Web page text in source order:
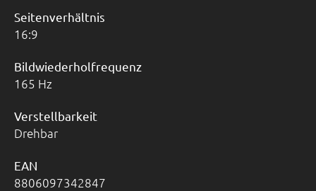
Seitenverhältnis
16:9
Bildwiederholfrequenz
165 Hz
Verstellbarkeit
Drehbar
EAN
8806097342847